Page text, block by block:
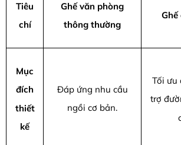
Tiêu
chí
Ghế văn phòng
thông thường
Mục
đích
thiết
kế
Đáp ứng nhu cầu
ngồi cơ bản.
Tối ưu
trợ